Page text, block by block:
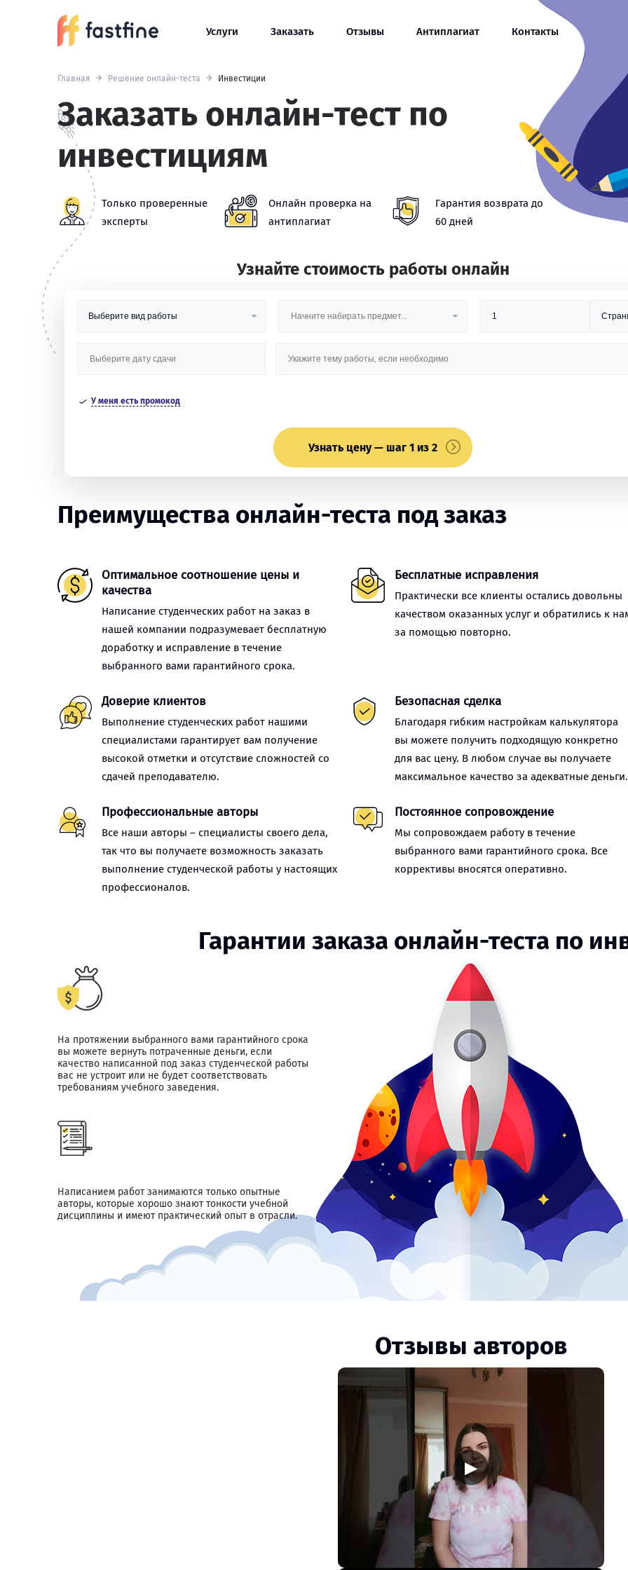
Услуги Заказать Отзывы Антиплагиат Контакты
Главная Решение онлайн-теста Инвестиции
Заказать онлайн-тест по
инвестициям
Только проверенные
эксперты
Онлайн проверка на
антиплагиат
Гарантия возврата до
60 дней
Узнайте стоимость работы онлайн
У меня есть промокод
Узнать цену — шаг 1 из 2
Преимущества онлайн-теста под заказ
Оптимальное соотношение цены и
качества
Написание студенческих работ на заказ в
нашей компании подразумевает бесплатную
доработку и исправление в течение
выбранного вами гарантийного срока.
Бесплатные исправления
Практически все клиенты остались довольны
качеством оказанных услуг и обратились к
за помощью повторно.
Доверие клиентов
Выполнение студенческих работ нашими
специалистами гарантирует вам получение
высокой отметки и отсутствие сложностей со
сдачей преподавателю.
Безопасная сделка
Благодаря гибким настройкам калькулятора
вы можете получить подходящую конкретно
для вас цену. В любом случае вы получаете
максимальное качество за адекватные деньги.
Профессиональные авторы
Все наши авторы – специалисты своего дела,
так что вы получаете возможность заказать
выполнение студенческой работы у настоящих
профессионалов.
Постоянное сопровождение
Мы сопровождаем работу в течение
выбранного вами гарантийного срока. Все
коррективы вносятся оперативно.
Гарантии заказа онлайн-теста по
На протяжении выбранного вами гарантийного срока
вы можете вернуть потраченные деньги, если
качество написанной под заказ студенческой работы
вас не устроит или не будет соответствовать
требованиям учебного заведения.
Написанием работ занимаются только опытные
авторы, которые хорошо знают тонкости учебной
дисциплины и имеют практический опыт в отрасли.
Отзывы авторов
▶